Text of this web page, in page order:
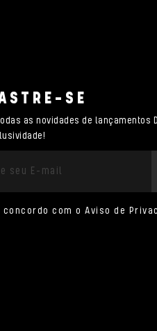
SE
as novidades de lançamentos
concordo com o Aviso de